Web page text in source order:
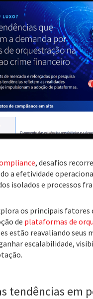
, desafios
a efetividade
isolados e processos
os principais fatores
de plataformas de
estão reavaliando seus
escalabilidade,
tendências em